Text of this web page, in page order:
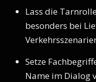
Lass die
besonders bei
Setze
Name im Dialog